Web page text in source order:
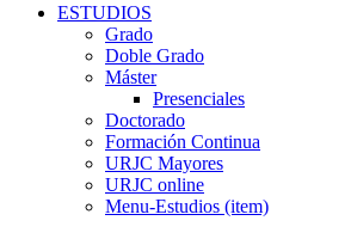
ESTUDIOS
Grado
Doble Grado
Máster
Presenciales
Doctorado
Formación Continua
URJC Mayores
URJC online
Menu-Estudios (item)